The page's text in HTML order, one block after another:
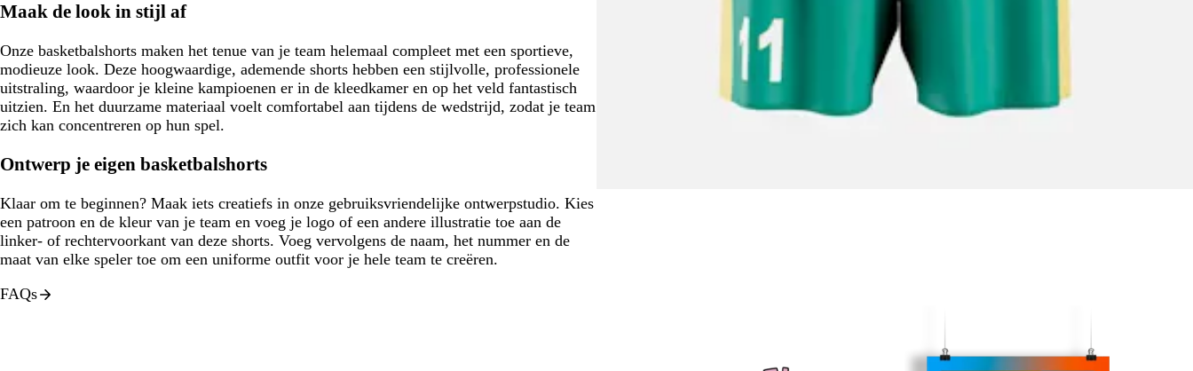
Maak de look in stijl af
Onze basketbalshorts maken het tenue van je team helemaal compleet met een sportieve,
modieuze look. Deze hoogwaardige, ademende shorts hebben een stijlvolle, professionele
uitstraling, waardoor je kleine kampioenen er in de kleedkamer en op het veld fantastisch
uitzien. En het duurzame materiaal voelt comfortabel aan tijdens de wedstrijd, zodat je team
zich kan concentreren op hun spel.
Ontwerp je eigen basketbalshorts
Klaar om te beginnen? Maak iets creatiefs in onze gebruiksvriendelijke ontwerpstudio. Kies
een patroon en de kleur van je team en voeg je logo of een andere illustratie toe aan de
linker- of rechtervoorkant van deze shorts. Voeg vervolgens de naam, het nummer en de
maat van elke speler toe om een uniforme outfit voor je hele team te creëren.
FAQs